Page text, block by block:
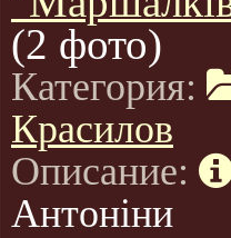
(2 фото)
Категория:
Красилов
Описание:
Антоніни